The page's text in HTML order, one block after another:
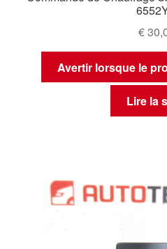
€
Avertir lorsque le
Lire la